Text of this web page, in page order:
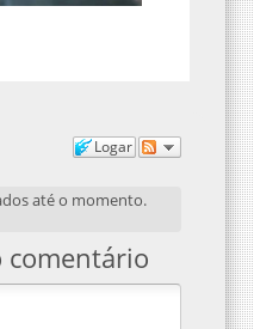
Logar
até o momento.
comentário